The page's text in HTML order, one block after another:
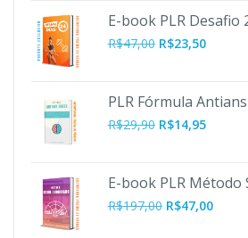
era:
R$47,00.
é:
R$10,90.
E-book PLR Desafio
R$47,00 R$23,50
PLR Fórmula
R$29,90 R$14,95
E-book PLR
R$197,00 O
R$47,00O